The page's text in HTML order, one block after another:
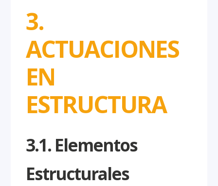
3.
ACTUACIONES
EN
ESTRUCTURA
3.1. Elementos
Estructurales